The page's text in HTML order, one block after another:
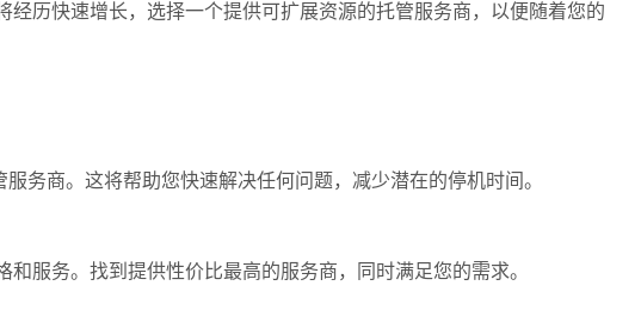
历快速增长，选择一个提供可扩展资源的托管服务商，以便随着您的
商。这将帮助您快速解决任何问题，减少潜在的停机时间。
服务。找到提供性价比最高的服务商，同时满足您的需求。